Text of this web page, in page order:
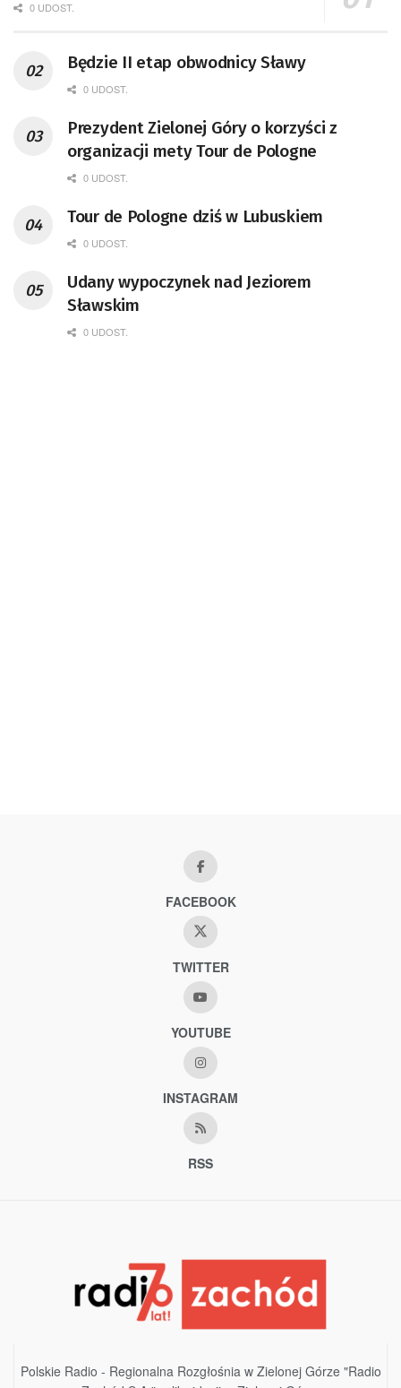
0 UDOST.
Będzie II etap obwodnicy Sławy
0 UDOST.
Prezydent Zielonej Góry o korzyści z
organizacji mety Tour de Pologne
0 UDOST.
Tour de Pologne dziś w Lubuskiem
0 UDOST.
Udany wypoczynek nad Jeziorem
Sławskim
0 UDOST.
FACEBOOK
TWITTER
YOUTUBE
INSTAGRAM
RSS
Polskie Radio - Regionalna Rozgłośnia w Zielonej Górze "Radio